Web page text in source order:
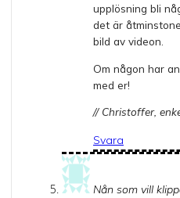
upplösning bli
det är
bild av videon.
Om någon har
med er!
// Christoffer,
Svara
Nån som vill